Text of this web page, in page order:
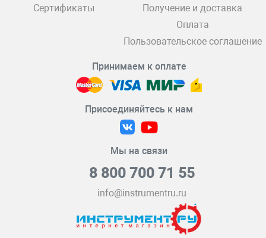
Сертификаты
Получение и доставка
Оплата
Пользовательское соглашение
Принимаем к оплате
Присоединяйтесь к нам
Мы на связи
8 800 700 71 55
info@instrumentru.ru